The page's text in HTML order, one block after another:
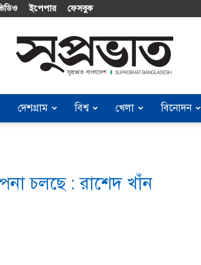
ইপেপার ফেসবুক
Suprobhat
Bangladesh
দেশগ্রাম বিশ্ব খেলা বিনোদন
চলছে : রাশেদ খাঁন